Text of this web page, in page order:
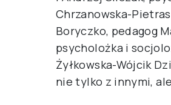
Chrzanowska-
Boryczko, pedagog
psycholożka i
Żyłkowska-Wójcik
nie tylko z innymi,